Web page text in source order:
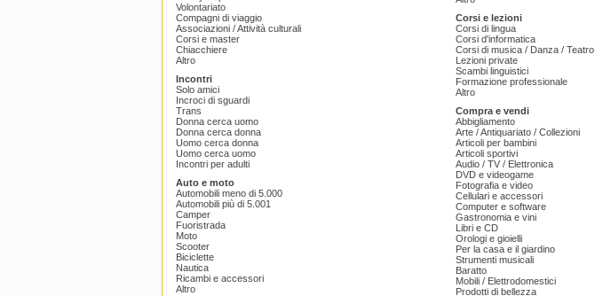
Volontariato
Compagni di viaggio
Associazioni / Attività culturali
Corsi e master
Chiacchiere
Altro
Incontri
Solo amici
Incroci di sguardi
Trans
Donna cerca uomo
Donna cerca donna
Uomo cerca donna
Uomo cerca uomo
Incontri per adulti
Auto e moto
Automobili meno di 5.000
Automobili più di 5.001
Camper
Fuoristrada
Moto
Scooter
Biciclette
Nautica
Ricambi e accessori
Altro
Corsi e lezioni
Corsi di lingua
Corsi d'informatica
Corsi di musica / Danza / Teatro
Lezioni private
Scambi linguistici
Formazione professionale
Altro
Compra e vendi
Abbigliamento
Arte / Antiquariato / Collezioni
Articoli per bambini
Articoli sportivi
Audio / TV / Elettronica
DVD e videogame
Fotografia e video
Cellulari e accessori
Computer e software
Gastronomia e vini
Libri e CD
Orologi e gioielli
Per la casa e il giardino
Strumenti musicali
Baratto
Mobili / Elettrodomestici
Prodotti di bellezza